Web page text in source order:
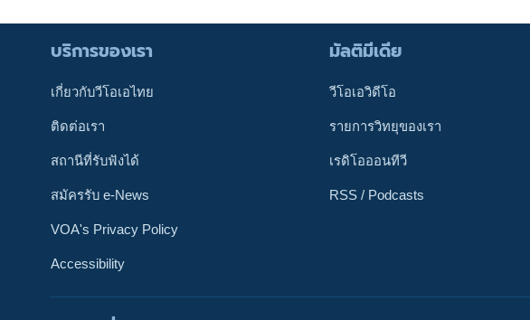
บริการของเรา
เกี่ยวกับวีโอเอไทย
ติดต่อเรา
สถานีที่รับฟังได้
สมัครรับ e-News
VOA's Privacy Policy
Accessibility
มัลติมีเดีย
วีโอเอวิดีโอ
รายการวิทยุของเรา
เรดิโอออนทีวี
RSS / Podcasts